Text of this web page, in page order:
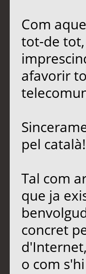
Com
tot-de tot,
afavorir
pel català!
Tal com
que ja
concret
o com